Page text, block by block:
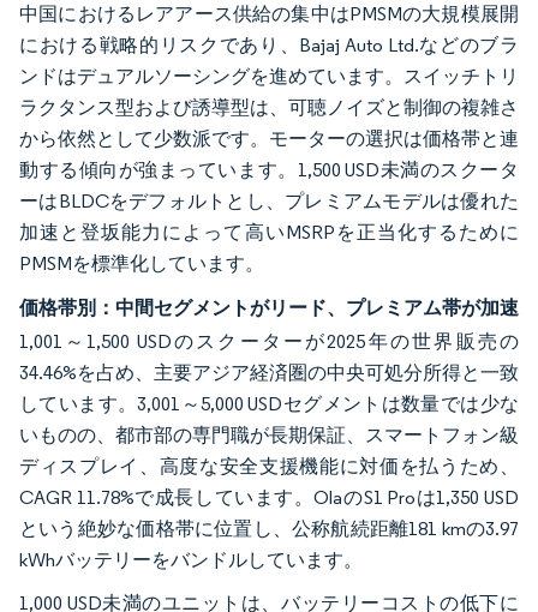
中国におけるレアアース供給の集中はPMSMの大規模展開
における戦略的リスクであり、Bajaj Auto Ltd.などのブラ
ンドはデュアルソーシングを進めています。スイッチトリ
ラクタンス型および誘導型は、可聴ノイズと制御の複雑さ
から依然として少数派です。モーターの選択は価格帯と連
動する傾向が強まっています。1,500 USD未満のスクータ
ーはBLDCをデフォルトとし、プレミアムモデルは優れた
加速と登坂能力によって高いMSRPを正当化するために
PMSMを標準化しています。
価格帯別：中間セグメントがリード、プレミアム帯が加速
1,001～1,500 USDのスクーターが2025年の世界販売の
34.46%を占め、主要アジア経済圏の中央可処分所得と一致
しています。3,001～5,000 USDセグメントは数量では少な
いものの、都市部の専門職が長期保証、スマートフォン級
ディスプレイ、高度な安全支援機能に対価を払うため、
CAGR 11.78%で成長しています。OlaのS1 Proは1,350 USD
という絶妙な価格帯に位置し、公称航続距離181 kmの3.97
kWhバッテリーをバンドルしています。
1,000 USD未満のユニットは、バッテリーコストの低下に